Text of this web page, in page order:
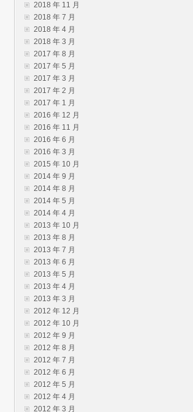
2018 年 11 月
2018 年 7 月
2018 年 4 月
2018 年 3 月
2017 年 8 月
2017 年 5 月
2017 年 3 月
2017 年 2 月
2017 年 1 月
2016 年 12 月
2016 年 11 月
2016 年 6 月
2016 年 3 月
2015 年 10 月
2014 年 9 月
2014 年 8 月
2014 年 5 月
2014 年 4 月
2013 年 10 月
2013 年 8 月
2013 年 7 月
2013 年 6 月
2013 年 5 月
2013 年 4 月
2013 年 3 月
2012 年 12 月
2012 年 10 月
2012 年 9 月
2012 年 8 月
2012 年 7 月
2012 年 6 月
2012 年 5 月
2012 年 4 月
2012 年 3 月